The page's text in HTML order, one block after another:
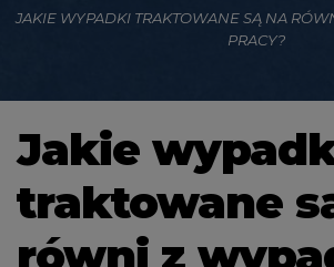
JAKIE WYPADKI TRAKTOWANE SĄ NA
PRACY?
Jakie
traktowane
równi z